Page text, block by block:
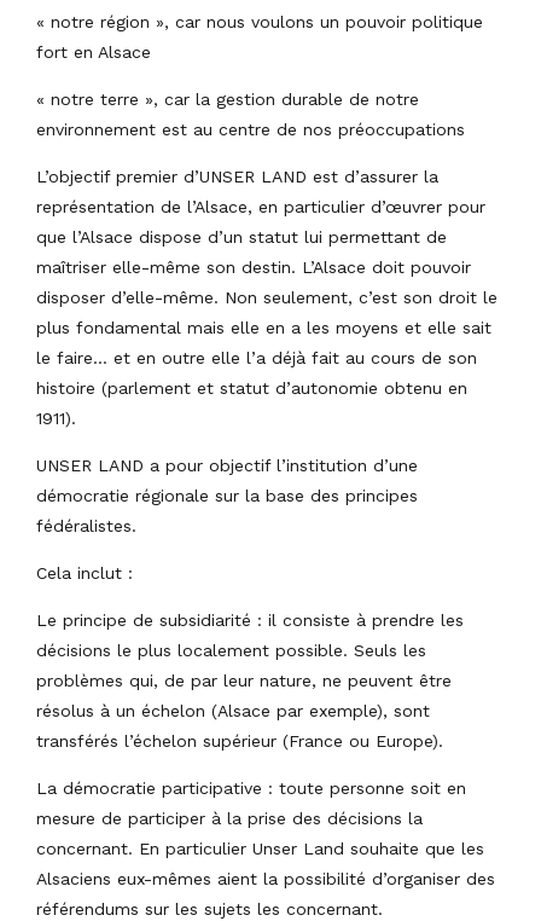
« notre région », car nous voulons un pouvoir politique
fort en Alsace
« notre terre », car la gestion durable de notre
environnement est au centre de nos préoccupations
L’objectif premier d’UNSER LAND est d’assurer la
représentation de l’Alsace, en particulier d’œuvrer pour
que l’Alsace dispose d’un statut lui permettant de
maîtriser elle-même son destin. L’Alsace doit pouvoir
disposer d’elle-même. Non seulement, c’est son droit le
plus fondamental mais elle en a les moyens et elle sait
le faire… et en outre elle l’a déjà fait au cours de son
histoire (parlement et statut d’autonomie obtenu en
1911).
UNSER LAND a pour objectif l’institution d’une
démocratie régionale sur la base des principes
fédéralistes.
Cela inclut :
Le principe de subsidiarité : il consiste à prendre les
décisions le plus localement possible. Seuls les
problèmes qui, de par leur nature, ne peuvent être
résolus à un échelon (Alsace par exemple), sont
transférés l’échelon supérieur (France ou Europe).
La démocratie participative : toute personne soit en
mesure de participer à la prise des décisions la
concernant. En particulier Unser Land souhaite que les
Alsaciens eux-mêmes aient la possibilité d’organiser des
référendums sur les sujets les concernant.